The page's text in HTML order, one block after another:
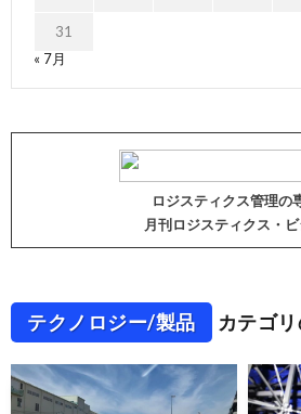
31
« 7月
ロジスティクス管理の
月刊ロジスティクス・
テクノロジー/製品 カテゴ